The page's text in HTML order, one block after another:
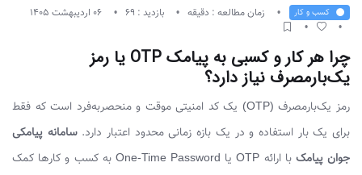
کسب و کار زمان مطالعه : دقیقه بازدید : 69 06 اردیبهشت 1405
چرا هر کار و کسبی به پیامک OTP یا رمز
یک‌بارمصرف نیاز دارد؟
رمز یک‌بارمصرف (OTP) یک کد امنیتی موقت و منحصربه‌فرد است که فقط
برای یک بار استفاده و در یک بازه زمانی محدود اعتبار دارد.سامانه پیامکی
جوان پیامک
با ارائه OTP یا One-Time Password به کسب و کارها کمک